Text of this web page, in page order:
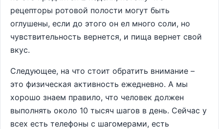
рецепторы ротовой полости могут быть
оглушены, если до этого он ел много соли, но
чувствительность вернется, и пища вернет свой
вкус.
Следующее, на что стоит обратить внимание –
это физическая активность ежедневно. А мы
хорошо знаем правило, что человек должен
выполнять около 10 тысяч шагов в день. Сейчас у
всех есть телефоны с шагомерами, есть